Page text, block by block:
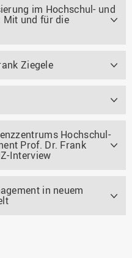
im Hochschul- und
Mit und für die
Ziegele
Hochschul-
Prof. Dr. Frank
Interview
in neuem